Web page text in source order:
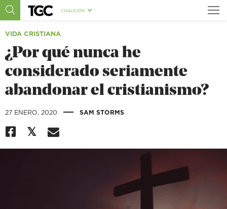
COALICIÓN
VIDA CRISTIANA
¿Por qué nunca he
considerado seriamente
abandonar el cristianismo?
27 ENERO, 2020 | SAM STORMS